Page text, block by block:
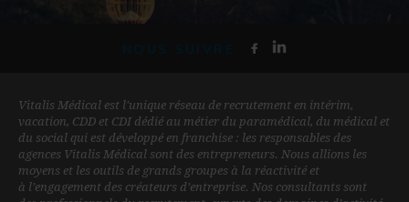
Vitalis Médical est l'unique réseau de recrutement en intérim,
vacation, CDD et CDI dédié au métier du paramédical, du médical et
du social qui est développé en franchise : les responsables des
agences Vitalis Médical sont des entrepreneurs. Nous allions les
moyens et les outils de grands groupes à la réactivité et
à l’engagement des créateurs d’entreprise. Nos consultants sont